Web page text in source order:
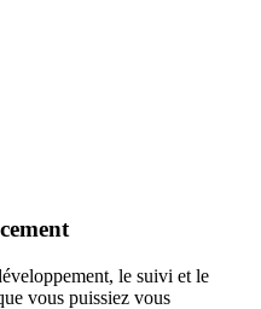
le suivi et le
vous puissiez vous